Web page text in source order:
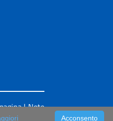
|Note
Acconsento